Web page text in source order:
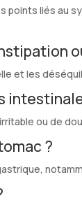
liés au
et les
ou de
?